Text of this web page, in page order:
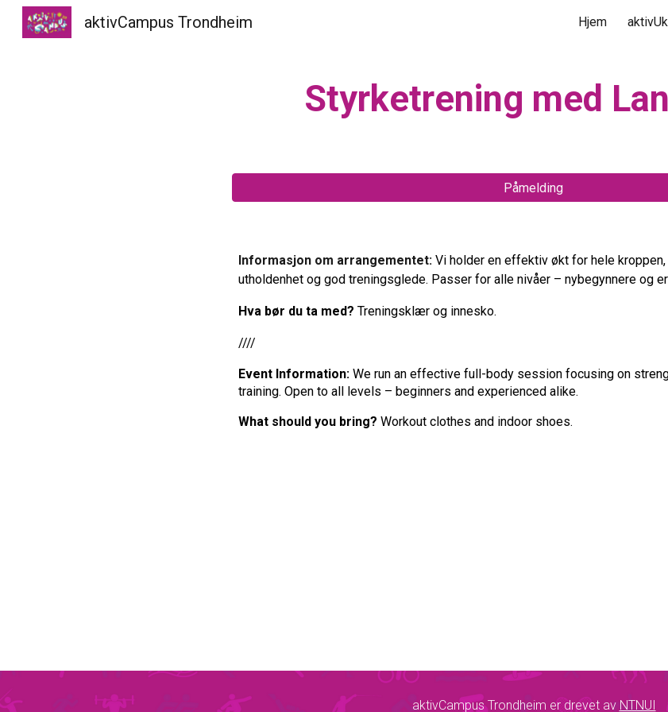
Skip
aktivCampus Trondheim Hjem
Styrketrening med
Påmelding
Informasjon om arrangementet:Vi holder en effektiv økt for hele
utholdenhet og god treningsglede. Passer for alle nivåer – nybegynnere og
Hva bør du ta med?Treningsklær og innesko.
////
Event Information: We run an effective full-body session focusing on
training. Open to all levels – beginners and experienced alike.
What should you bring? Workout clothes and indoor shoes.
aktivCampus Trondheim er drevet av NTNUI